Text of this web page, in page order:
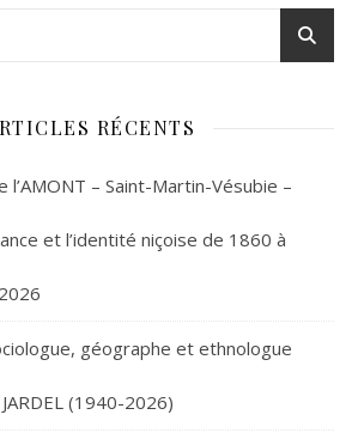
RÉCENTS
l’AMONT – Saint-Martin-Vésubie –
et l’identité niçoise de 1860 à
géographe et ethnologue
(1940-2026)